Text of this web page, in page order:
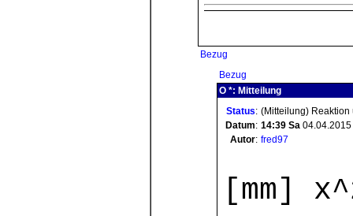
Bezug
Bezug
O *: Mitteilung
Status: (Mitteilung)
Datum: 14:39 Sa 04.04.2015
Autor: fred97
[mm]